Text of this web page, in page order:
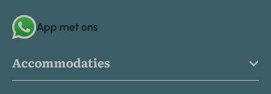
App met ons
Accommodaties